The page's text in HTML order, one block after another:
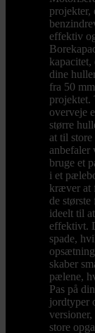
projekter,
effektiv
dine
fra 50
projektet.
overveje
større
at til
anbefaler
bruge et
i et
kræver at
de
ideelt til
effektivt.
spade,
skaber
pælene,
Pas på
jordtyper
store